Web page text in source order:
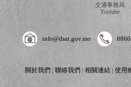
交通事務局
Youtube
info@dsat.gov.mo
關於我們 |聯絡我們 |相關連結 |使用